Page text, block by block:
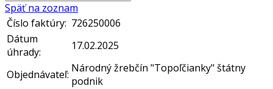
Späť na zoznam
Číslo faktúry: 726250006
Dátum
úhrady:
17.02.2025
Objednávateľ: Národný žrebčín "Topoľčianky" štátny
podnik